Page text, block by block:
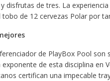
disfrutas de tres. La
de 12 cervezas Polar por
de PlayBox Pool
de esta disciplina en
certifican una impecable